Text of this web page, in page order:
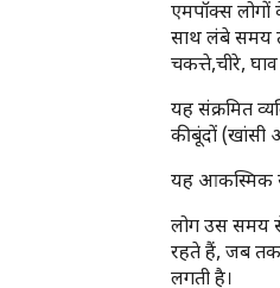
एमपॉक्स
साथ लंबे समय
चकत्ते,चीरे, घाव
यह संक्रमित
की बूंदों
यह आकस्मिक
लोग उस समय
रहते हैं, जब तक
लगती है।